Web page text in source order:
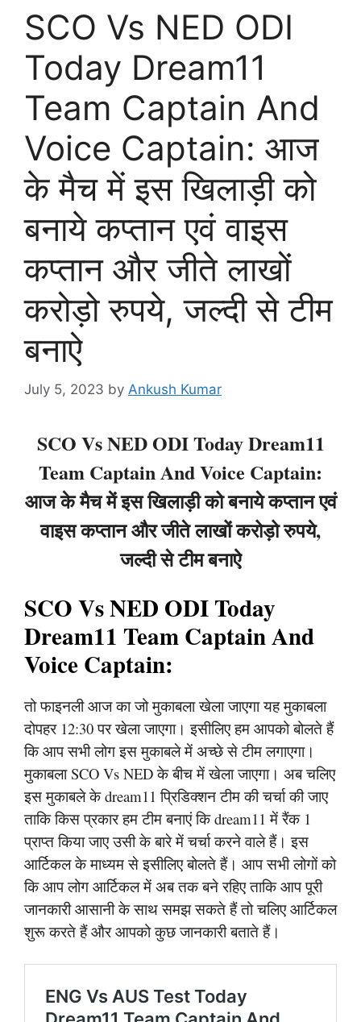
SCO Vs NED ODI
Today Dream11
Team Captain And
Voice Captain: आज
के मैच में इस खिलाड़ी को
बनाये कप्तान एवं वाइस
कप्तान और जीते लाखों
करोड़ो रुपये, जल्दी से टीम
बनाऐ
July 5, 2023 by Ankush Kumar
SCO Vs NED ODI Today Dream11
Team Captain And Voice Captain:
आज के मैच में इस खिलाड़ी को बनाये कप्तान एवं
वाइस कप्तान और जीते लाखों करोड़ो रुपये,
जल्दी से टीम बनाऐ
SCO Vs NED ODI Today
Dream11 Team Captain And
Voice Captain:
तो फाइनली आज का जो मुकाबला खेला जाएगा यह मुकाबला
दोपहर 12:30 पर खेला जाएगा। इसीलिए हम आपको बोलते हैं
कि आप सभी लोग इस मुकाबले में अच्छे से टीम लगाएगा।
मुकाबला SCO Vs NED के बीच में खेला जाएगा। अब चलिए
इस मुकाबले के dream11 प्रिडिक्शन टीम की चर्चा की जाए
ताकि किस प्रकार हम टीम बनाएं कि dream11 में रैंक 1
प्राप्त किया जाए उसी के बारे में चर्चा करने वाले हैं। इस
आर्टिकल के माध्यम से इसीलिए बोलते हैं। आप सभी लोगों को
कि आप लोग आर्टिकल में अब तक बने रहिए ताकि आप पूरी
जानकारी आसानी के साथ समझ सकते हैं तो चलिए आर्टिकल
शुरू करते हैं और आपको कुछ जानकारी बताते हैं।